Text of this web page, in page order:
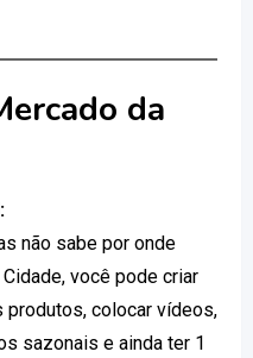
da
não sabe por onde
você pode criar
produtos, colocar vídeos,
sazonais e ainda ter 1